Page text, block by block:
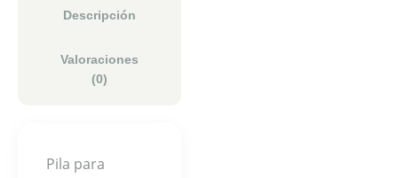
Descripción
Valoraciones
(0)
Pila para